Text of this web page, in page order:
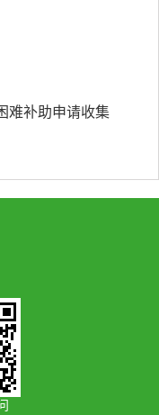
难补助申请收集